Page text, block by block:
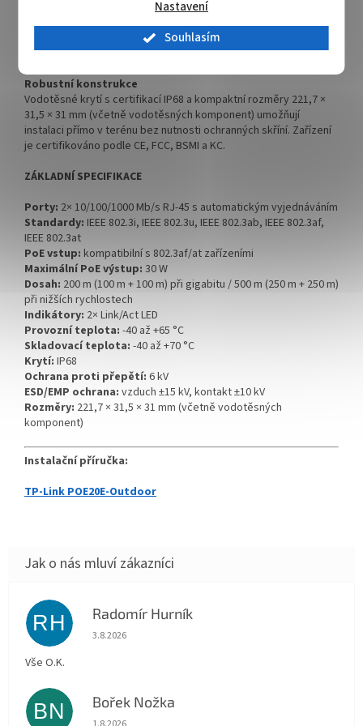
Nastavení
Souhlasím
podmínkách (kabely Cat5e o délce 160–170 m) může docházet k
přerušovanému připojení – v takovém případě je doporučeno
manuálně nastavit připojené zařízení na 10 Mb/s full-duplex nebo
povolit Extend Mode na napájecím zařízení.
Robustní konstrukce
Vodotěsné krytí s certifikací IP68 a kompaktní rozměry 221,7 ×
31,5 × 31 mm (včetně vodotěsných komponent) umožňují
instalaci přímo v terénu bez nutnosti ochranných skříní. Zařízení
je certifikováno podle CE, FCC, BSMI a KC.
ZÁKLADNÍ SPECIFIKACE
Porty: 2× 10/100/1000 Mb/s RJ-45 s automatickým vyjednáváním
Standardy: IEEE 802.3i, IEEE 802.3u, IEEE 802.3ab, IEEE 802.3af,
IEEE 802.3at
PoE vstup: kompatibilní s 802.3af/at zařízeními
Maximální PoE výstup: 30 W
Dosah: 200 m (100 m + 100 m) při gigabitu / 500 m (250 m + 250 m)
při nižších rychlostech
Indikátory: 2× Link/Act LED
Provozní teplota: -40 až +65 °C
Skladovací teplota: -40 až +70 °C
Krytí: IP68
Ochrana proti přepětí: 6 kV
ESD/EMP ochrana: vzduch ±15 kV, kontakt ±10 kV
Rozměry: 221,7 × 31,5 × 31 mm (včetně vodotěsných
komponent)
Instalační příručka:
TP-Link POE20E-Outdoor
RH Radomír Hurník
Hodnocení obchodu je 5 z 5 hvězdiček.
3.8.2026
Vše O.K.
BN Bořek Nožka
Hodnocení obchodu je 5 z 5 hvězdiček.